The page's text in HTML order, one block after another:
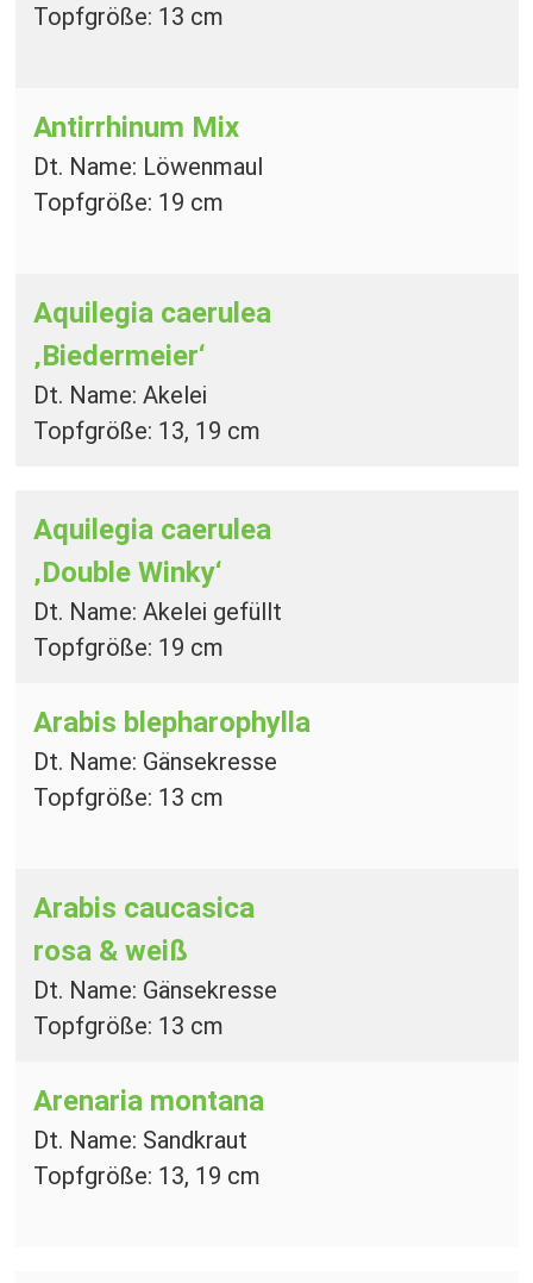
Topfgröße: 13 cm
Antirrhinum Mix
Dt. Name: Löwenmaul
Topfgröße: 19 cm
Aquilegia caerulea
‚Biedermeier‘
Dt. Name: Akelei
Topfgröße: 13, 19 cm
Aquilegia caerulea
‚Double Winky‘
Dt. Name: Akelei gefüllt
Topfgröße: 19 cm
Arabis blepharophylla
Dt. Name: Gänsekresse
Topfgröße: 13 cm
Arabis caucasica
rosa & weiß
Dt. Name: Gänsekresse
Topfgröße: 13 cm
Arenaria montana
Dt. Name: Sandkraut
Topfgröße: 13, 19 cm